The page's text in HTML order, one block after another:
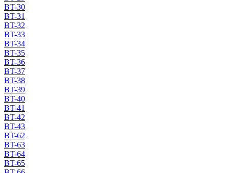
BT-30
BT-31
BT-32
BT-33
BT-34
BT-35
BT-36
BT-37
BT-38
BT-39
BT-40
BT-41
BT-42
BT-43
BT-62
BT-63
BT-64
BT-65